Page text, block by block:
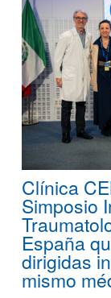
Clínica
Simposio
España
dirigidas
mismo